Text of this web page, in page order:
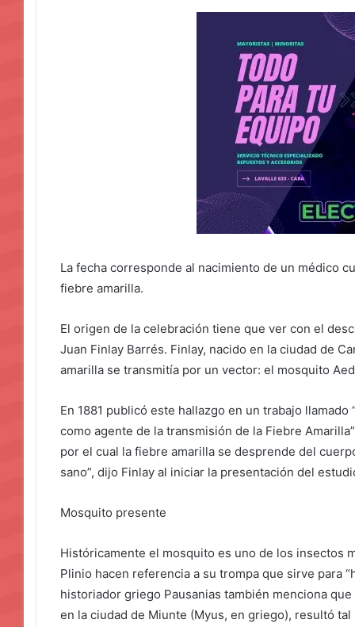
La fecha corresponde al nacimiento de un médico
fiebre amarilla.
El origen de la celebración tiene que ver con el
Juan Finlay Barrés. Finlay, nacido en la ciudad de
amarilla se transmitía por un vector: el mosquito
En 1881 publicó este hallazgo en un trabajo
como agente de la transmisión de la Fiebre
por el cual la fiebre amarilla se desprende del
sano”, dijo Finlay al iniciar la presentación del
Mosquito presente
Históricamente el mosquito es uno de los insectos
Plinio hacen referencia a su trompa que sirve para
historiador griego Pausanias también menciona
en la ciudad de Miunte (Myus, en griego), resultó